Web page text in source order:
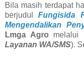
Bila masih terdapat
berjudulFungisida
Mengendalikan
Lmga Agro melalui
Layanan WA/SMS).